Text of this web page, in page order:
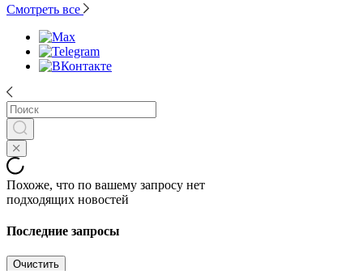
Смотреть все
Похоже, что по вашему запросу нет
подходящих новостей
Последние запросы
Очистить